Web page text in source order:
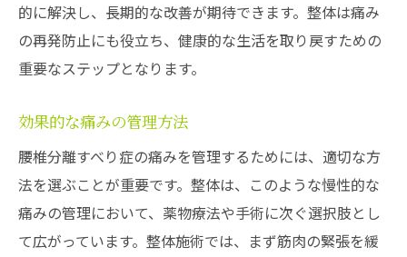
的に解決し、長期的な改善が期待できます。整体は痛み
の再発防止にも役立ち、健康的な生活を取り戻すための
重要なステップとなります。
効果的な痛みの管理方法
腰椎分離すべり症の痛みを管理するためには、適切な方
法を選ぶことが重要です。整体は、このような慢性的な
痛みの管理において、薬物療法や手術に次ぐ選択肢とし
て広がっています。整体施術では、まず筋肉の緊張を緩